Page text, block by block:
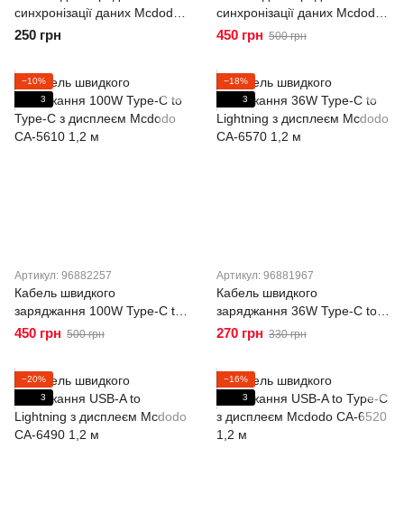
синхронізації даних Mcdodo
USB-A to Type-C CA-2273
250 грн
синхронізації даних Mcdodo
USB-A to Lightning CA-2263
450 грн 500 грн
−10%
3
Артикул: 96882257
Кабель швидкого
заряджання 100W Type-C to
Type-C з дисплеєм Mcdodo
450 грн 500 грн
−18%
3
Артикул: 96881967
Кабель швидкого
заряджання 36W Type-C to
Lightning з дисплеєм Mcdodo
270 грн 330 грн
−20%
3
−16%
3